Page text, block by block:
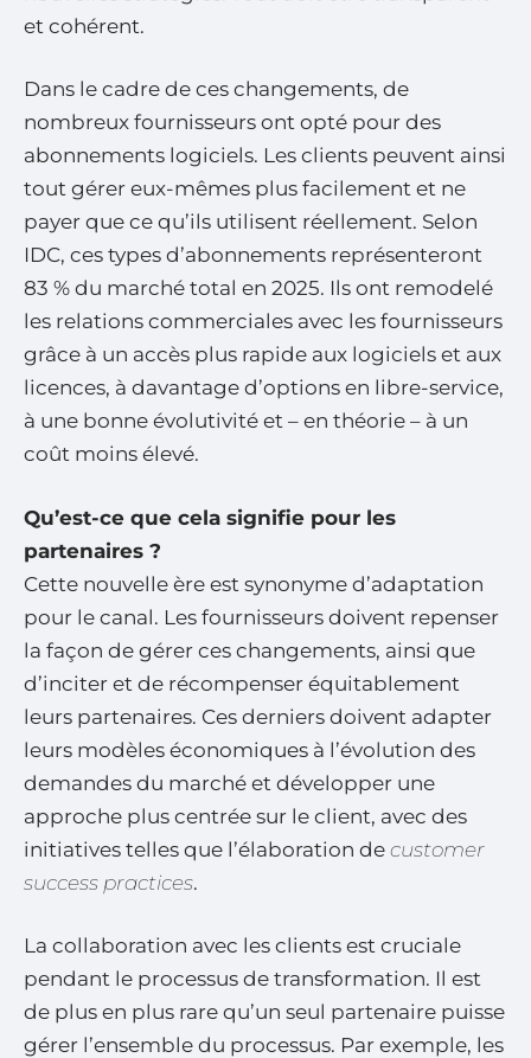
et cohérent.
Dans le cadre de ces changements, de
nombreux fournisseurs ont opté pour des
abonnements logiciels. Les clients peuvent ainsi
tout gérer eux-mêmes plus facilement et ne
payer que ce qu’ils utilisent réellement. Selon
IDC, ces types d’abonnements représenteront
83 % du marché total en 2025. Ils ont remodelé
les relations commerciales avec les fournisseurs
grâce à un accès plus rapide aux logiciels et aux
licences, à davantage d’options en libre-service,
à une bonne évolutivité et – en théorie – à un
coût moins élevé.
Qu’est-ce que cela signifie pour les
partenaires ?
Cette nouvelle ère est synonyme d’adaptation
pour le canal. Les fournisseurs doivent repenser
la façon de gérer ces changements, ainsi que
d’inciter et de récompenser équitablement
leurs partenaires. Ces derniers doivent adapter
leurs modèles économiques à l’évolution des
demandes du marché et développer une
approche plus centrée sur le client, avec des
initiatives telles que l’élaboration de customer
success practices.
La collaboration avec les clients est cruciale
pendant le processus de transformation. Il est
de plus en plus rare qu’un seul partenaire puisse
gérer l’ensemble du processus. Par exemple, les